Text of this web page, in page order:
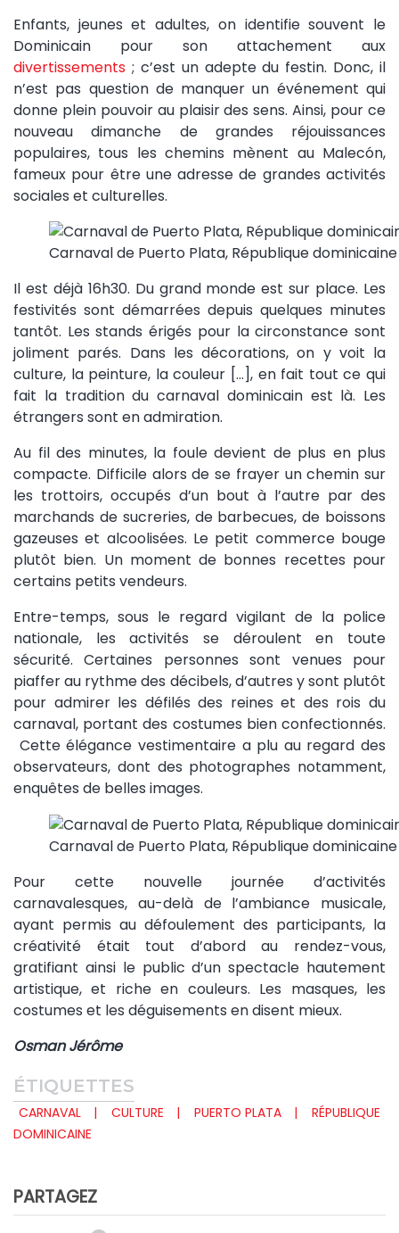
Enfants, jeunes et adultes, on identifie souvent le
Dominicain pour son attachement aux
divertissements ; c’est un adepte du festin. Donc, il
n’est pas question de manquer un événement qui
donne plein pouvoir au plaisir des sens. Ainsi, pour ce
nouveau dimanche de grandes réjouissances
populaires, tous les chemins mènent au Malecón,
fameux pour être une adresse de grandes activités
sociales et culturelles.
Carnaval de Puerto Plata, République
Il est déjà 16h30. Du grand monde est sur place. Les
festivités sont démarrées depuis quelques minutes
tantôt. Les stands érigés pour la circonstance sont
joliment parés. Dans les décorations, on y voit la
culture, la peinture, la couleur […], en fait tout ce qui
fait la tradition du carnaval dominicain est là. Les
étrangers sont en admiration.
Au fil des minutes, la foule devient de plus en plus
compacte. Difficile alors de se frayer un chemin sur
les trottoirs, occupés d’un bout à l’autre par des
marchands de sucreries, de barbecues, de boissons
gazeuses et alcoolisées. Le petit commerce bouge
plutôt bien. Un moment de bonnes recettes pour
certains petits vendeurs.
Entre-temps, sous le regard vigilant de la police
nationale, les activités se déroulent en toute
sécurité. Certaines personnes sont venues pour
piaffer au rythme des décibels, d’autres y sont plutôt
pour admirer les défilés des reines et des rois du
carnaval, portant des costumes bien confectionnés.
Cette élégance vestimentaire a plu au regard des
observateurs, dont des photographes notamment,
enquêtes de belles images.
Carnaval de Puerto Plata, République
Pour cette nouvelle journée d’activités
carnavalesques, au-delà de l’ambiance musicale,
ayant permis au défoulement des participants, la
créativité était tout d’abord au rendez-vous,
gratifiant ainsi le public d’un spectacle hautement
artistique, et riche en couleurs. Les masques, les
costumes et les déguisements en disent mieux.
Osman Jérôme
ÉTIQUETTES
CARNAVAL CULTURE PUERTO PLATA
RÉPUBLIQUE
DOMINICAINE
PARTAGEZ